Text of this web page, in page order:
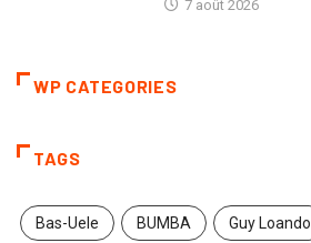
7 août 2026
WP CATEGORIES
TAGS
Bas-Uele BUMBA Guy Loando